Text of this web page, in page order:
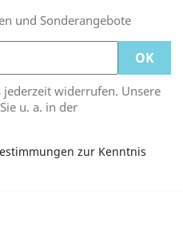
und Sonderangebote
widerrufen. Unsere
u. a. in der
zur Kenntnis